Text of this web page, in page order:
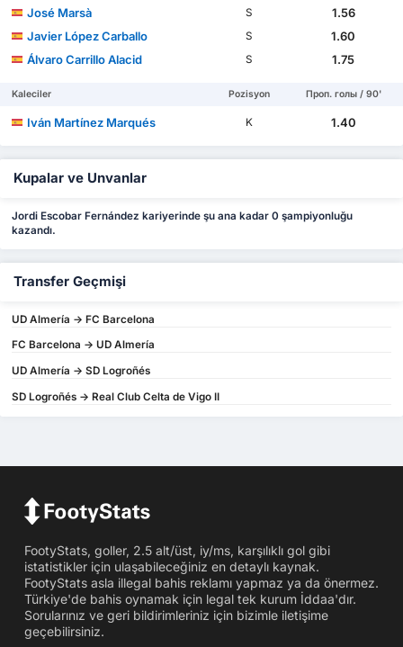
José Marsà
S
1.56
Javier López Carballo
S
1.60
Álvaro Carrillo Alacid
S 1.75
Kaleciler Pozisyon Проп. голы / 90'
Iván Martínez Marqués K 1.40
Kupalar ve Unvanlar
Jordi Escobar Fernández kariyerinde şu ana kadar 0 şampiyonluğu
kazandı.
Transfer Geçmişi
UD Almería -> FC Barcelona
FC Barcelona -> UD Almería
UD Almería -> SD Logroñés
SD Logroñés -> Real Club Celta de Vigo II
FootyStats, goller, 2.5 alt/üst, iy/ms, karşılıklı gol gibi
istatistikler için ulaşabileceğiniz en detaylı kaynak.
FootyStats asla illegal bahis reklamı yapmaz ya da önermez.
Türkiye'de bahis oynamak için legal tek kurum İddaa'dır.
Sorularınız ve geri bildirimleriniz için bizimle iletişime
geçebilirsiniz.